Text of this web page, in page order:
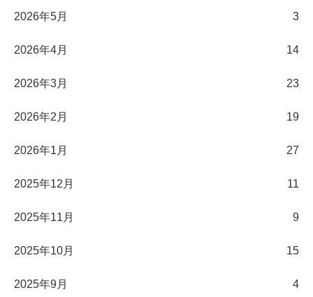
2026年5月 3
2026年4月 14
2026年3月 23
2026年2月 19
2026年1月 27
2025年12月 11
2025年11月 9
2025年10月 15
2025年9月 4